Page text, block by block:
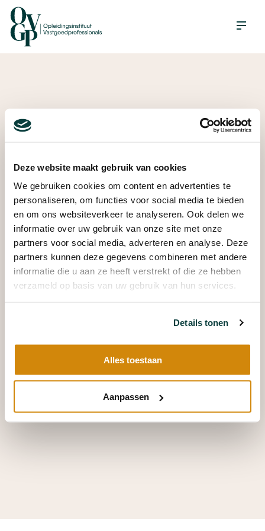
Deze website maakt gebruik van cookies
We gebruiken cookies om content en advertenties te
personaliseren, om functies voor social media te bieden
en om ons websiteverkeer te analyseren. Ook delen we
informatie over uw gebruik van onze site met onze
partners voor social media, adverteren en analyse. Deze
partners kunnen deze gegevens combineren met andere
informatie die u aan ze heeft verstrekt of die ze hebben
verzameld op basis van uw gebruik van hun services.
Details tonen
Alles toestaan
Aanpassen